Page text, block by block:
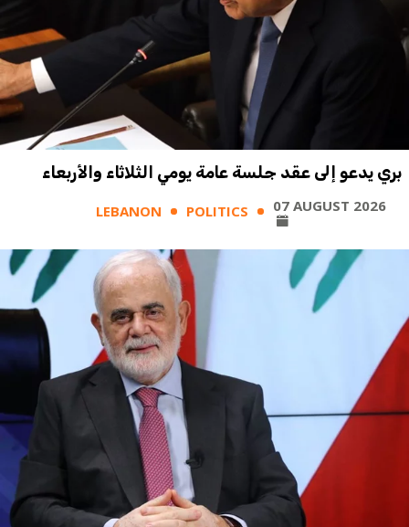
بري يدعو إلى عقد جلسة عامة يومي الثلاثاء والأربعاء
LEBANON POLITICS 07 AUGUST 2026